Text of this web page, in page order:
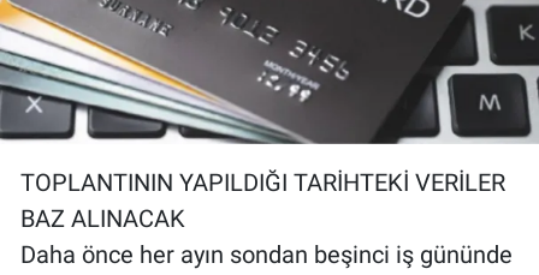
TOPLANTININ YAPILDIĞI TARİHTEKİ VERİLER
BAZ ALINACAK
Daha önce her ayın sondan beşinci iş gününde